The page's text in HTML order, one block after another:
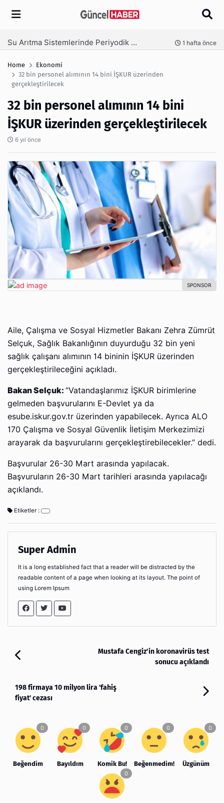
Arama
Ambalaj Süreçlerinde Yeni Nesil Verimliliği Olimpack ile Yakalayın 3 hafta önce
Home
Ekonomi
32 bin personel alımının 14 bini İŞKUR üzerinden
gerçekleştirilecek
32 bin personel alımının 14 bini
İŞKUR üzerinden gerçekleştirilecek
6 yıl önce
Aile, Çalışma ve Sosyal Hizmetler Bakanı Zehra Zümrüt
Selçuk, Sağlık Bakanlığının duyurduğu 32 bin yeni
sağlık çalışanı alımının 14 bininin İŞKUR üzerinden
gerçekleştirileceğini açıkladı.
Bakan Selçuk: “Vatandaşlarımız İŞKUR birimlerine
gelmeden başvurularını E-Devlet ya da
esube.iskur.gov.tr üzerinden yapabilecek. Ayrıca ALO
170 Çalışma ve Sosyal Güvenlik İletişim Merkezimizi
arayarak da başvurularını gerçekleştirebilecekler.” dedi.
Başvurular 26-30 Mart arasında yapılacak.
Başvuruların 26-30 Mart tarihleri arasında yapılacağı
açıklandı.
Etiketler :
Super Admin
It is a long established fact that a reader will be distracted by the
readable content of a page when looking at its layout. The point of
using Lorem Ipsum
Mustafa Cengiz'in koronavirüs test
sonucu açıklandı
198 firmaya 10 milyon lira 'fahiş
fiyat' cezası
Beğendim Bayıldım Komik Bu! Beğenmedim! Üzgünüm